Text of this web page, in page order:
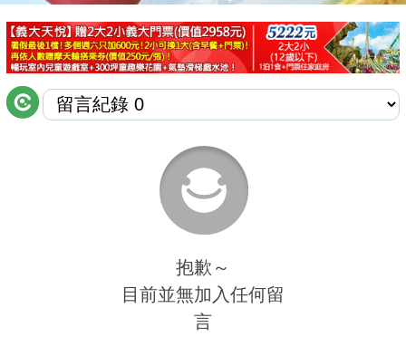
推薦景點
討論區
聯絡我們
抱歉～
目前並無加入任何留
言